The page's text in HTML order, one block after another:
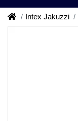
Intex Jakuzzi